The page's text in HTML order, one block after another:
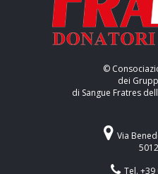
©
dei
di Sangue Fratres
Via
Tel.